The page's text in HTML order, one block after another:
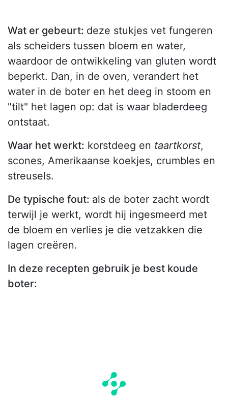
Wat er gebeurt: deze stukjes vet fungeren
als scheiders tussen bloem en water,
waardoor de ontwikkeling van gluten wordt
beperkt. Dan, in de oven, verandert het
water in de boter en het deeg in stoom en
"tilt" het lagen op: dat is waar bladerdeeg
ontstaat.
Waar het werkt: korstdeeg en taartkorst,
scones, Amerikaanse koekjes, crumbles en
streusels.
De typische fout: als de boter zacht wordt
terwijl je werkt, wordt hij ingesmeerd met
de bloem en verlies je die vetzakken die
lagen creëren.
In deze recepten gebruik je best koude
boter: